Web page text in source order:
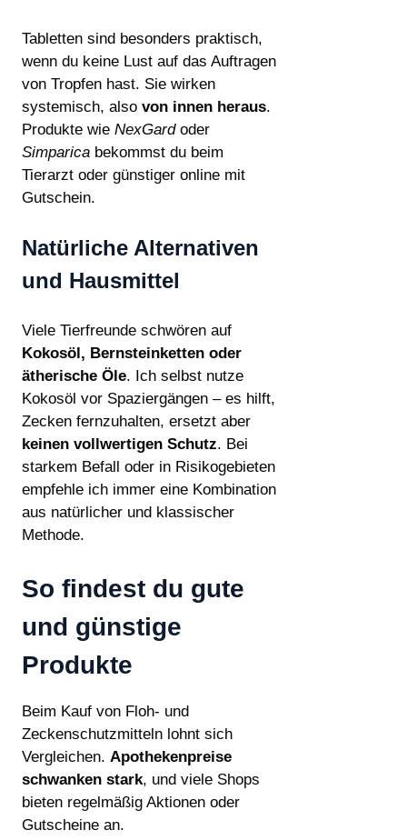
Tabletten sind besonders praktisch,
wenn du keine Lust auf das Auftragen
von Tropfen hast. Sie wirken
systemisch, also von innen heraus.
Produkte wie NexGardoder
Simparica bekommst du beim
Tierarzt oder günstiger online mit
Gutschein.
Natürliche Alternativen
und Hausmittel
Viele Tierfreunde schwören auf
Kokosöl, Bernsteinketten oder
ätherische Öle. Ich selbst nutze
Kokosöl vor Spaziergängen – es hilft,
Zecken fernzuhalten, ersetzt aber
keinen vollwertigen Schutz. Bei
starkem Befall oder in Risikogebieten
empfehle ich immer eine Kombination
aus natürlicher und klassischer
Methode.
So findest du gute
und günstige
Produkte
Beim Kauf von Floh- und
Zeckenschutzmitteln lohnt sich
Vergleichen. Apothekenpreise
schwanken stark, und viele Shops
bieten regelmäßig Aktionen oder
Gutscheine an.